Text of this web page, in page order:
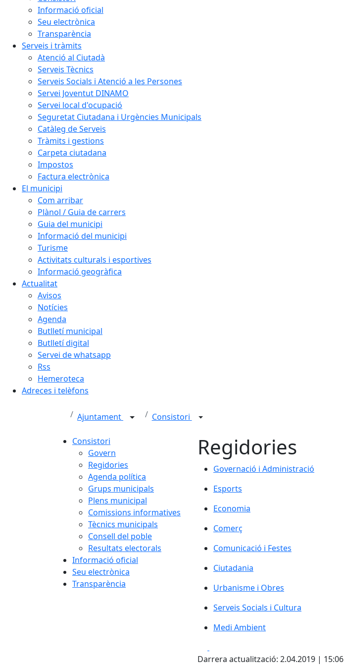
Informació oficial
Seu electrònica
Transparència
Serveis i tràmits
Atenció al Ciutadà
Serveis Tècnics
Serveis Socials i Atenció a les Persones
Servei Joventut DINAMO
Servei local d'ocupació
Seguretat Ciutadana i Urgències Municipals
Catàleg de Serveis
Tràmits i gestions
Carpeta ciutadana
Impostos
Factura electrònica
El municipi
Com arribar
Plànol / Guia de carrers
Guia del municipi
Informació del municipi
Turisme
Activitats culturals i esportives
Informació geogràfica
Actualitat
Avisos
Notícies
Agenda
Butlletí municipal
Butlletí digital
Servei de whatsapp
Rss
Hemeroteca
Adreces i telèfons
Ajuntament Consistori
Consistori
Govern
Regidories
Agenda política
Grups municipals
Plens municipal
Comissions informatives
Tècnics municipals
Consell del poble
Resultats electorals
Informació oficial
Seu electrònica
Transparència
Regidories
Governació i Administració
Esports
Economia
Comerç
Comunicació i Festes
Ciutadania
Urbanisme i Obres
Serveis Socials i Cultura
Medi Ambient
Darrera actualització: 2.04.2019 | 15:06